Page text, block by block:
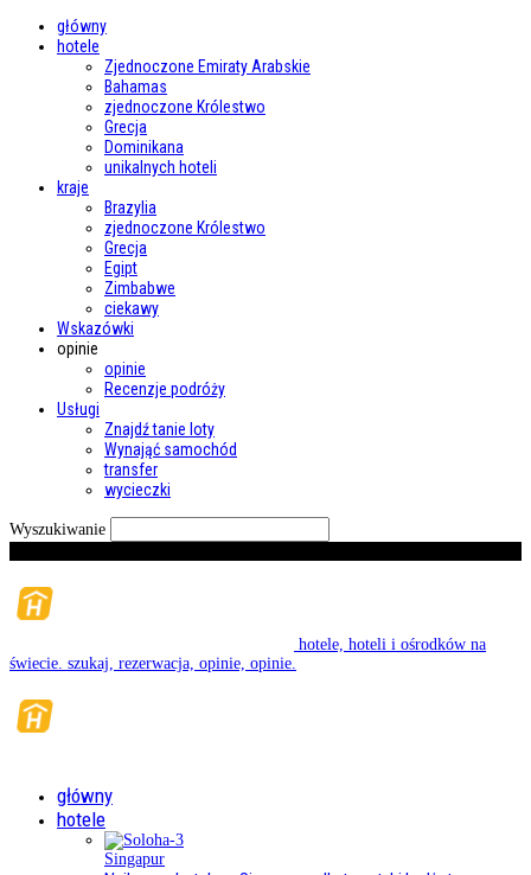
główny
hotele
Zjednoczone Emiraty Arabskie
Bahamas
zjednoczone Królestwo
Grecja
Dominikana
unikalnych hoteli
kraje
Brazylia
zjednoczone Królestwo
Grecja
Egipt
Zimbabwe
ciekawy
Wskazówki
opinie
opinie
Recenzje podróży
Usługi
Znajdź tanie loty
Wynająć samochód
transfer
wycieczki
Wyszukiwanie
hotele, hoteli i ośrodków na
świecie. szukaj, rezerwacja, opinie, opinie.
główny
hotele
Singapur